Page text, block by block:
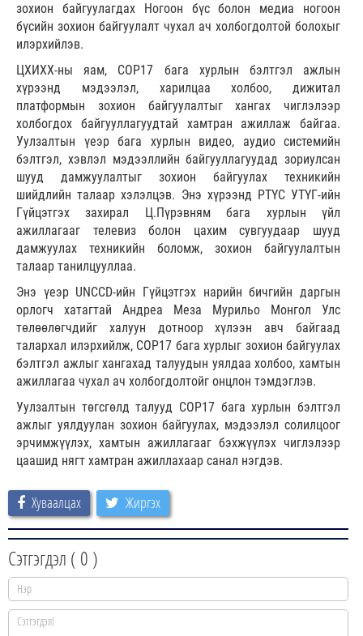
зохион байгуулагдах Ногоон бүс болон медиа ногоон
бүсийн зохион байгуулалт чухал ач холбогдолтой болохыг
илэрхийлэв.
ЦХИХХ-ны яам, COP17 бага хурлын бэлтгэл ажлын
хүрээнд мэдээлэл, харилцаа холбоо, дижитал
платформын зохион байгуулалтыг хангах чиглэлээр
холбогдох байгууллагуудтай хамтран ажиллаж байгаа.
Уулзалтын үеэр бага хурлын видео, аудио системийн
бэлтгэл, хэвлэл мэдээллийн байгууллагуудад зориулсан
шууд дамжуулалтыг зохион байгуулах техникийн
шийдлийн талаар хэлэлцэв. Энэ хүрээнд РТҮС УТҮГ-ийн
Гүйцэтгэх захирал Ц.Пүрэвням бага хурлын үйл
ажиллагааг телевиз болон цахим сувгуудаар шууд
дамжуулах техникийн боломж, зохион байгуулалтын
талаар танилцууллаа.
Энэ үеэр UNCCD-ийн Гүйцэтгэх нарийн бичгийн даргын
орлогч хатагтай Андреа Меза Мурильо Монгол Улс
төлөөлөгчдийг халуун дотноор хүлээн авч байгаад
талархал илэрхийлж, COP17 бага хурлыг зохион байгуулах
бэлтгэл ажлыг хангахад талуудын уялдаа холбоо, хамтын
ажиллагаа чухал ач холбогдолтойг онцлон тэмдэглэв.
Уулзалтын төгсгөлд талууд COP17 бага хурлын бэлтгэл
ажлыг уялдуулан зохион байгуулах, мэдээлэл солилцоог
эрчимжүүлэх, хамтын ажиллагааг бэхжүүлэх чиглэлээр
цаашид нягт хамтран ажиллахаар санал нэгдэв.
Хуваалцах Жиргэх
Сэтгэгдэл ( 0 )